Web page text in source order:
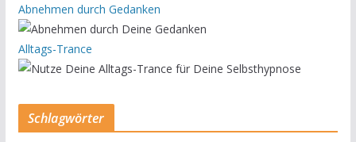
Abnehmen durch Gedanken
Alltags-Trance
Schlagwörter